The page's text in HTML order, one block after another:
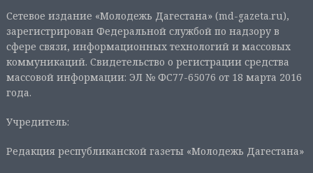
Сетевое издание «Молодежь Дагестана» (md-gazeta.ru),
зарегистрирован Федеральной службой по надзору в
сфере связи, информационных технологий и массовых
коммуникаций. Свидетельство о регистрации средства
массовой информации: ЭЛ № ФС77-65076 от 18 марта 2016
года.
Учредитель:
Редакция республиканской газеты «Молодежь Дагестана»